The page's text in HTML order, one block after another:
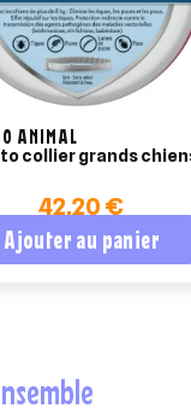
ANIMAL
collier grands
42,20 €
Ajouter au panier